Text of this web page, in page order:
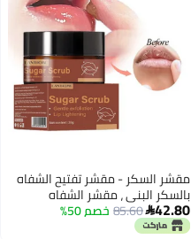
مقشر السكر - مقشر تفتيح الشفاه
بالسكر البني ، مقشر الشفاه
ومرطب للشفاه الجافة المتشققة
20 جم
42.80
85.60خصم 50%